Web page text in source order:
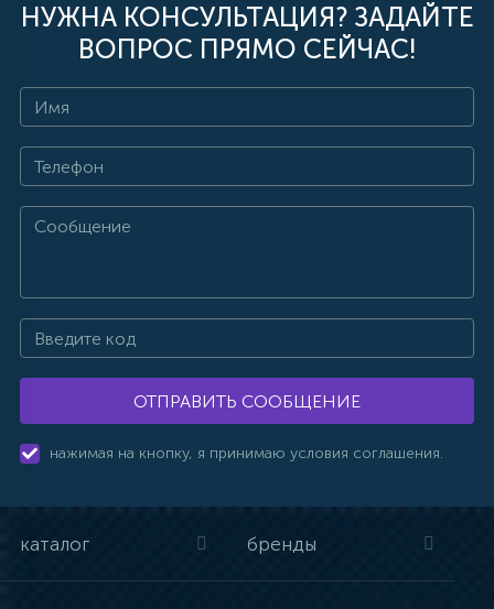
НУЖНА КОНСУЛЬТАЦИЯ? ЗАДАЙТЕ
ВОПРОС ПРЯМО СЕЙЧАС!
ОТПРАВИТЬ СООБЩЕНИЕ
нажимая на кнопку, я принимаю условия соглашения.
каталог бренды